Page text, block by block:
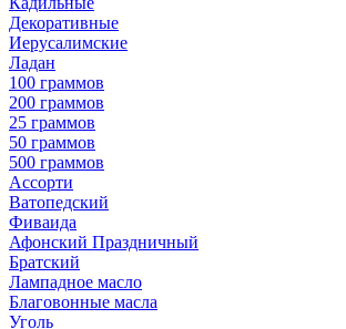
Декоративные
Иерусалимские
Ладан
100 граммов
200 граммов
25 граммов
50 граммов
500 граммов
Ассорти
Ватопедский
Фиваида
Афонский Праздничный
Братский
Лампадное масло
Благовонные масла
Уголь